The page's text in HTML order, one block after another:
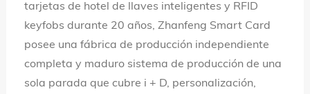
tarjetas de hotel de llaves inteligentes y RFID
keyfobs durante 20 años, Zhanfeng Smart Card
posee una fábrica de producción independiente
completa y maduro sistema de producción de una
sola parada que cubre i + D, personalización,